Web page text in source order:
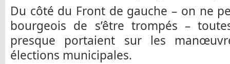
Du côté du Front de gauche – on ne
bourgeois de s’être trompés –
presque portaient sur les
élections municipales.